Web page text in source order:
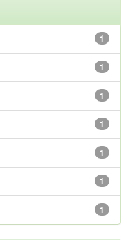
1
1
1
1
1
1
1